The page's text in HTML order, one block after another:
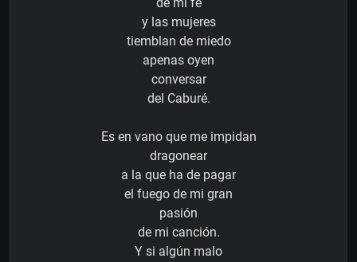
de mi fe
y las mujeres
tiemblan de miedo
apenas oyen
conversar
del Caburé.
Es en vano que me impidan
dragonear
a la que ha de pagar
el fuego de mi gran
pasión
de mi canción.
Y si algún malo